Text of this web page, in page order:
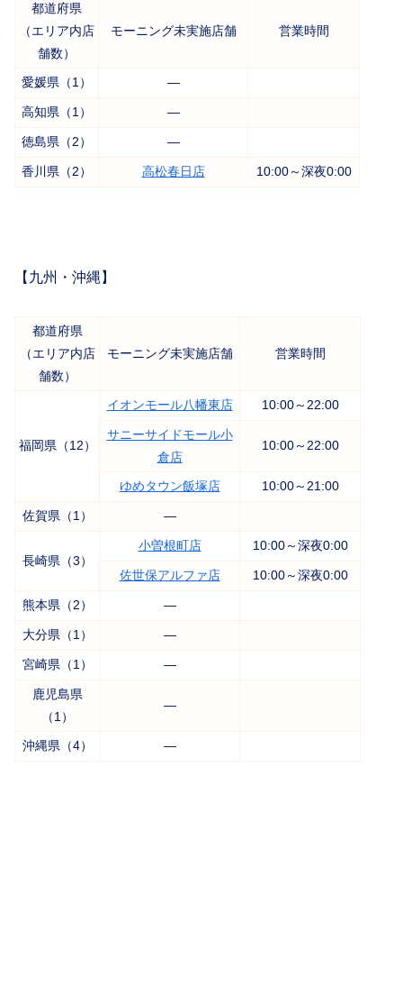
都道府県
（エリア内店
舗数）
モーニング未実施店舗 営業時間
愛媛県（1） ―
高知県（1） ―
徳島県（2） ―
香川県（2） 高松春日店 10:00～深夜0:00
【九州・沖縄】
都道府県
（エリア内店
舗数）
モーニング未実施店舗 営業時間
福岡県（12）
イオンモール八幡東店 10:00～22:00
サニーサイドモール小
倉店
10:00～22:00
ゆめタウン飯塚店 10:00～21:00
佐賀県（1） ―
長崎県（3）
小曽根町店 10:00～深夜0:00
佐世保アルファ店 10:00～深夜0:00
熊本県（2） ―
大分県（1） ―
宮崎県（1） ―
鹿児島県
（1）
―
沖縄県（4） ―